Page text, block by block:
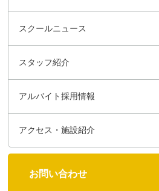
スクールニュース
スタッフ紹介
アルバイト採用情報
アクセス・施設紹介
お問い合わせ